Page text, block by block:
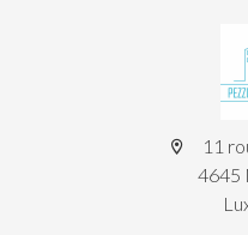
11
4645